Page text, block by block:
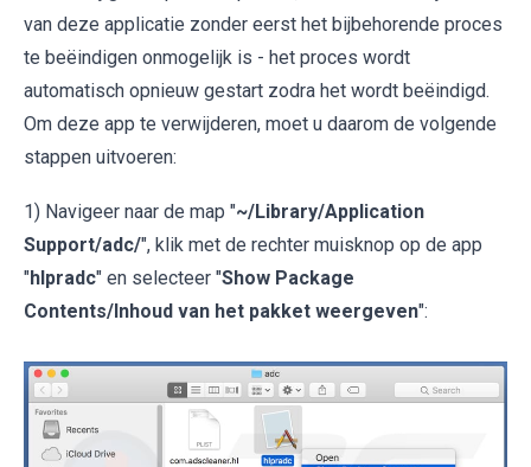
van deze applicatie zonder eerst het bijbehorende proces
te beëindigen onmogelijk is - het proces wordt
automatisch opnieuw gestart zodra het wordt beëindigd.
Om deze app te verwijderen, moet u daarom de volgende
stappen uitvoeren:
1) Navigeer naar de map "~/Library/Application
Support/adc/", klik met de rechter muisknop op de app
"hlpradc" en selecteer "Show Package
Contents/Inhoud van het pakket weergeven":